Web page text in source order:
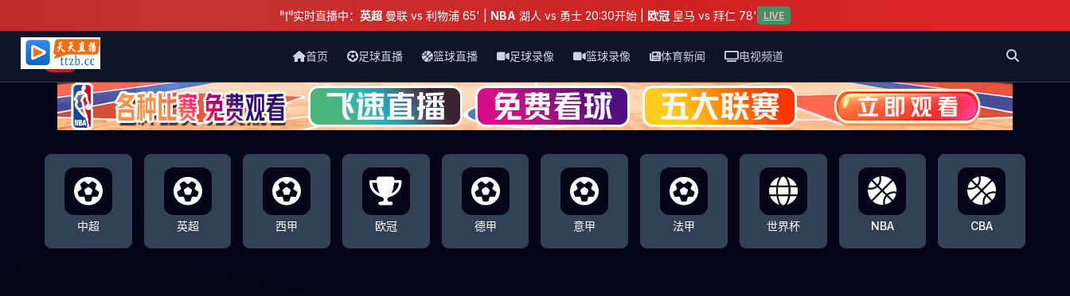
实时直播中： 英超曼联 vs 利物浦 65' | NBA 湖人 vs 勇士 20:30开始 | 欧冠皇马 vs 拜仁 78' LIVE
天天直播网
首页 足球直播 篮球直播 足球录像 篮球录像 体育新闻 电视频道
中超 英超 西甲 欧冠 德甲 意甲 法甲 世界杯 NBA CBA